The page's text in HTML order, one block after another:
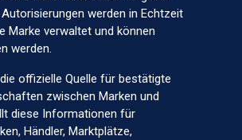
werden in Echtzeit
Marke verwaltet und können
werden.
offizielle Quelle für bestätigte
zwischen Marken und
diese Informationen für
Händler, Marktplätze,